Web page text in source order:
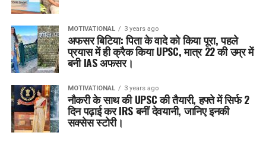
MOTIVATIONAL 3 years ago
अफसर बिटिया: पिता के वादे को किया पूरा, पहले
प्रयास में ही क्रैक किया UPSC, मात्र 22 की उम्र में
बनी IAS अफसर।
MOTIVATIONAL 3 years ago
नौकरी के साथ की UPSC की तैयारी, हफ्ते में सिर्फ 2
दिन पढ़ाई कर IRS बनीं देवयानी, जानिए इनकी
सक्सेस स्टोरी।